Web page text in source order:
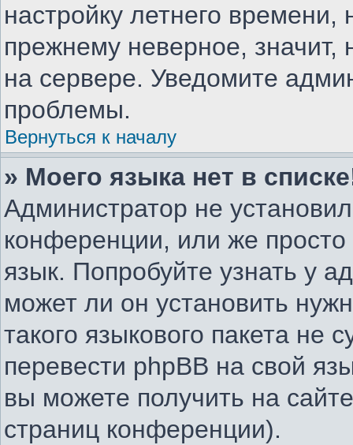
настройку летнего
прежнему неверное, значит,
на сервере. Уведомите
проблемы.
Вернуться к началу
» Моего языка нет в
Администратор не
конференции, или же
язык. Попробуйте узнать у
может ли он установить
такого языкового пакета не
перевести phpBB на свой
вы можете получить на
страниц конференции).